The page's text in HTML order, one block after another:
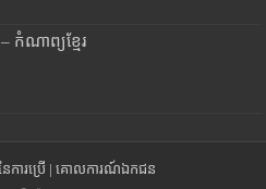
ណាព្យខ្មែរ
ការប្រើ | គោលការណ៍ឯកជន